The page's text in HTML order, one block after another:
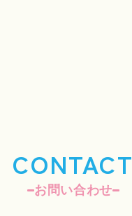
CONTACT
お問い合わせ